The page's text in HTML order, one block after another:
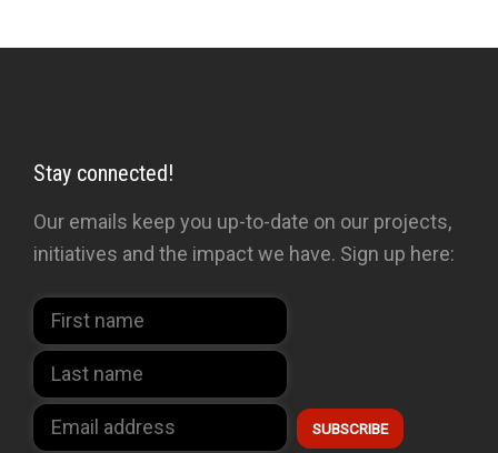
Stay connected!
Our emails keep you up-to-date on our projects,
initiatives and the impact we have. Sign up here: